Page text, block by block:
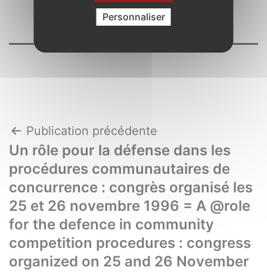
Navigation
de
l’article
Publication précédente
Un rôle pour la défense dans les
procédures communautaires de
concurrence : congrès organisé les
25 et 26 novembre 1996 = A @role
for the defence in community
competition procedures : congress
organized on 25 and 26 November
Personnaliser